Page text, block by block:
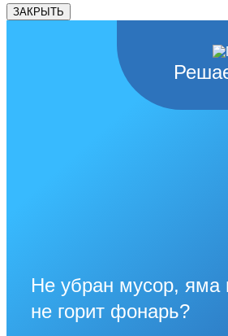
ЗАКРЫТЬ
Не убран мусор, яма
не горит фонарь?